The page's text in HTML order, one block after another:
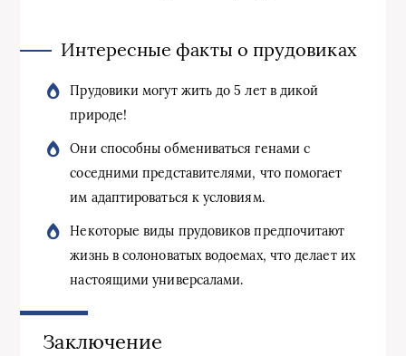
Интересные факты о прудовиках
Прудовики могут жить до 5 лет в дикой
природе!
Они способны обмениваться генами с
соседними представителями, что помогает
им адаптироваться к условиям.
Некоторые виды прудовиков предпочитают
жизнь в солоноватых водоемах, что делает их
настоящими универсалами.
Заключение